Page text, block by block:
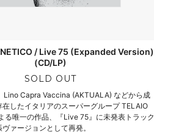
/ Live 75 (Expanded Version)
(CD/LP)
SOLD OUT
Lino Capra Vaccina (AKTUALA) などから成
在したイタリアのスーパーグループ TELAIO
る唯一の作品、『Live 75』に未発表トラック
ァージョンとして再発。